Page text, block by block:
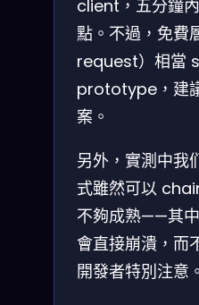
client，五分鐘
點。不過，免費
request）相當
prototype，建
案。
另外，實測中
式雖然可以
不夠成熟——其
會直接崩潰，而
開發者特別注意。